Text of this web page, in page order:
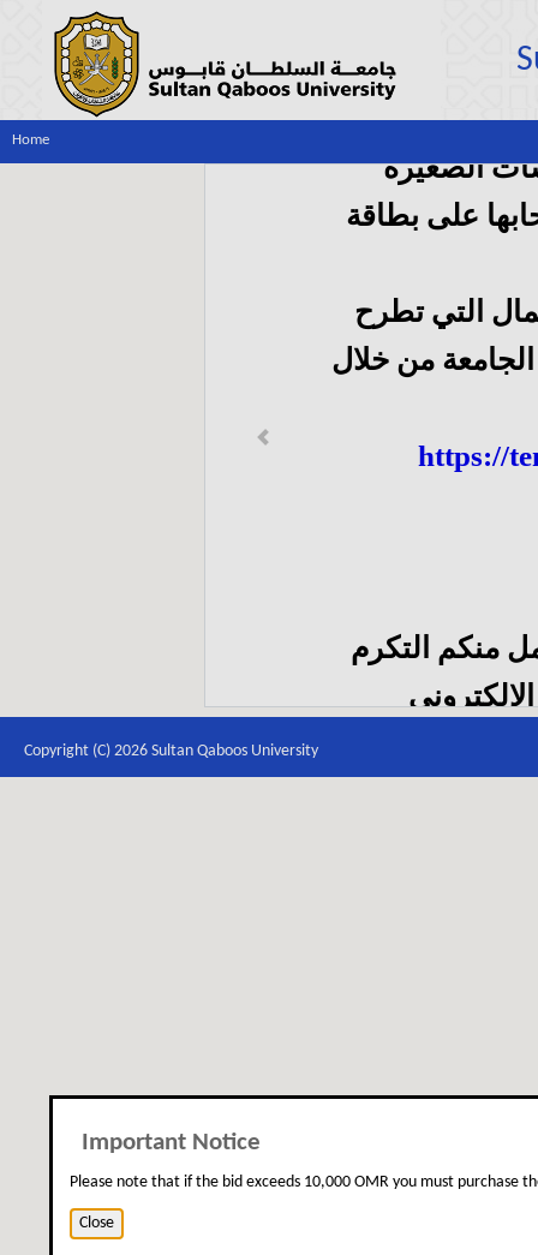
Home
الصغيرة
على بطاقة
التي تطرح
من خلال
https://
منكم التكرم
Previous
Important Notice
Please note that if the bid exceeds 10,000 OMR you must purchase
Close
Copyright (C) 2026 Sultan Qaboos University